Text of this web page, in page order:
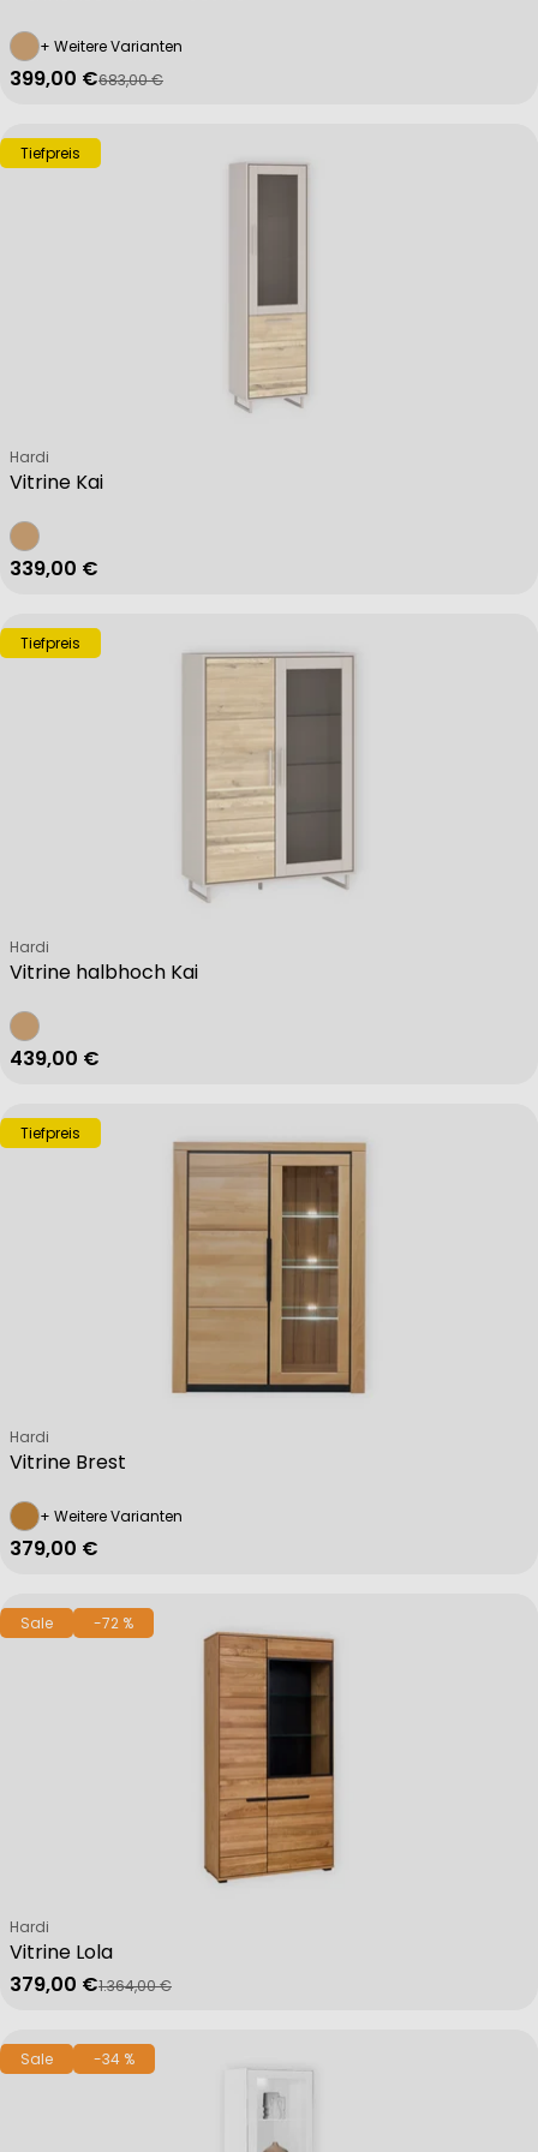
+ Weitere Varianten
Verkaufspreis
399,00 €
Regulärer Preis
683,00 €
Tiefpreis
Vitrine Kai
Verkäufer:
Hardi
Regulärer Preis
339,00 €
Tiefpreis
Vitrine halbhoch Kai
Verkäufer:
Hardi
Regulärer Preis
439,00 €
Tiefpreis
Vitrine Brest
Verkäufer:
Hardi
+ Weitere Varianten
Regulärer Preis
379,00 €
Sale -72 %
Vitrine Lola
Verkäufer:
Hardi
Verkaufspreis
379,00 €
Regulärer Preis
1.364,00 €
Sale -34 %